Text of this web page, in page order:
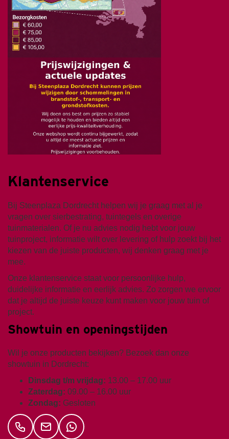
Klantenservice
Bij Steenplaza Dordrecht helpen wij je graag met al je
vragen over sierbestrating, tuintegels en overige
tuinmaterialen. Of je nu advies nodig hebt voor jouw
tuinproject, informatie wilt over levering of hulp zoekt bij het
kiezen van de juiste producten, wij denken graag met je
mee.
Onze klantenservice staat voor persoonlijke hulp,
duidelijke informatie en eerlijk advies. Zo zorgen we ervoor
dat je altijd de juiste keuze kunt maken voor jouw tuin of
project.
Showtuin en openingstijden
Wil je onze producten bekijken? Bezoek dan onze
showtuin in Dordrecht:
Dinsdag t/m vrijdag: 13.00 – 17.00 uur
Zaterdag: 09.00 – 16.00 uur
Zondag: Gesloten